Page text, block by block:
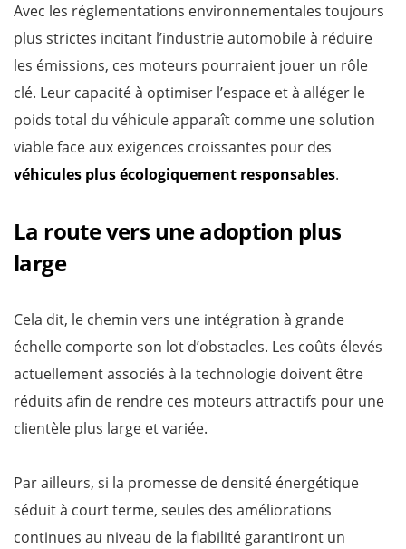
Avec les réglementations environnementales toujours
plus strictes incitant l’industrie automobile à réduire
les émissions, ces moteurs pourraient jouer un rôle
clé. Leur capacité à optimiser l’espace et à alléger le
poids total du véhicule apparaît comme une solution
viable face aux exigences croissantes pour des
véhicules plus écologiquement responsables.
La route vers une adoption plus
large
Cela dit, le chemin vers une intégration à grande
échelle comporte son lot d’obstacles. Les coûts élevés
actuellement associés à la technologie doivent être
réduits afin de rendre ces moteurs attractifs pour une
clientèle plus large et variée.
Par ailleurs, si la promesse de densité énergétique
séduit à court terme, seules des améliorations
continues au niveau de la fiabilité garantiront un